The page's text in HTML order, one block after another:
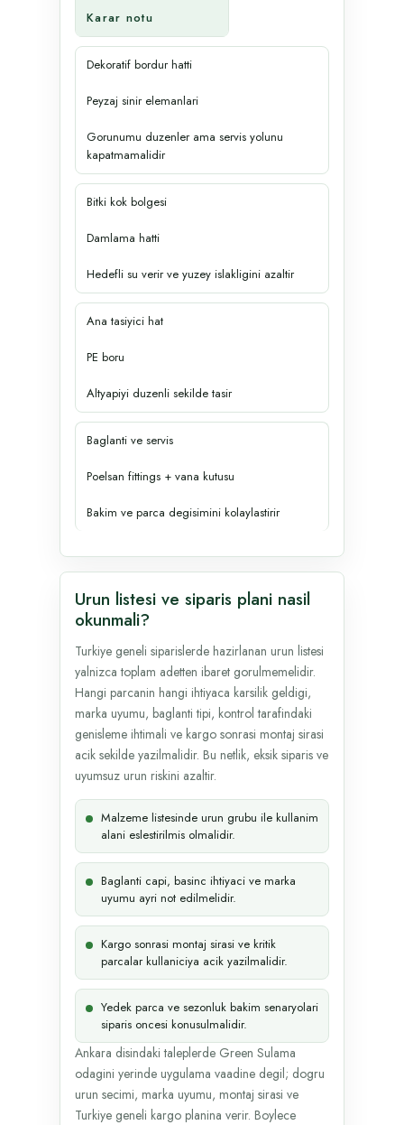
Karar notu
Dekoratif bordur hatti
Peyzaj sinir elemanlari
Gorunumu duzenler ama servis yolunu
kapatmamalidir
Bitki kok bolgesi
Damlama hatti
Hedefli su verir ve yuzey islakligini azaltir
Ana tasiyici hat
PE boru
Altyapiyi duzenli sekilde tasir
Baglanti ve servis
Poelsan fittings + vana kutusu
Bakim ve parca degisimini kolaylastirir
Urun listesi ve siparis plani nasil
okunmali?
Turkiye geneli siparislerde hazirlanan urun listesi
yalnizca toplam adetten ibaret gorulmemelidir.
Hangi parcanin hangi ihtiyaca karsilik geldigi,
marka uyumu, baglanti tipi, kontrol tarafindaki
genisleme ihtimali ve kargo sonrasi montaj sirasi
acik sekilde yazilmalidir. Bu netlik, eksik siparis ve
uyumsuz urun riskini azaltir.
Malzeme listesinde urun grubu ile kullanim
alani eslestirilmis olmalidir.
Baglanti capi, basinc ihtiyaci ve marka
uyumu ayri not edilmelidir.
Kargo sonrasi montaj sirasi ve kritik
parcalar kullaniciya acik yazilmalidir.
Yedek parca ve sezonluk bakim senaryolari
siparis oncesi konusulmalidir.
Ankara disindaki taleplerde Green Sulama
odagini yerinde uygulama vaadine degil; dogru
urun secimi, marka uyumu, montaj sirasi ve
Turkiye geneli kargo planina verir. Boylece